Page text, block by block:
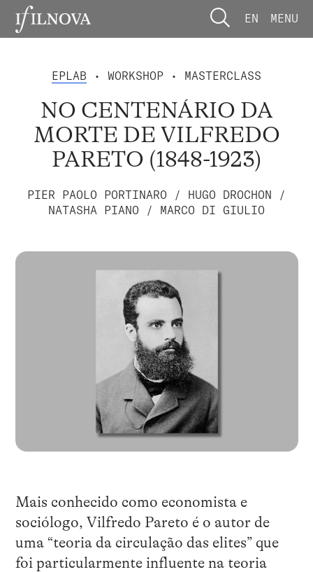
EN MENU
EPLAB • WORKSHOP • MASTERCLASS
NO CENTENÁRIO DA
MORTE DE VILFREDO
PARETO (1848-1923)
PIER PAOLO PORTINARO / HUGO DROCHON /
NATASHA PIANO / MARCO DI GIULIO
Mais conhecido como economista e
sociólogo, Vilfredo Pareto é o autor de
uma “teoria da circulação das elites” que
foi particularmente influente na teoria